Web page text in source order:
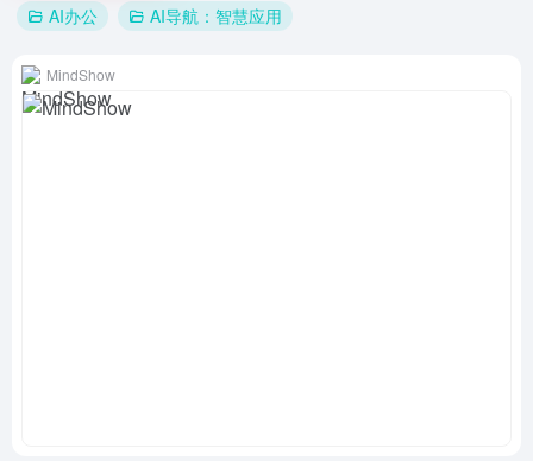
AI办公 AI导航：智慧应用
MindShow